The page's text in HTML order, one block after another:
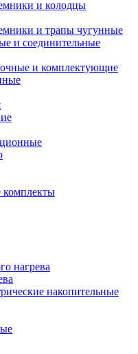
и колодцы
и трапы чугунные
и соединительные
и комплектующие
нагрева
накопительные